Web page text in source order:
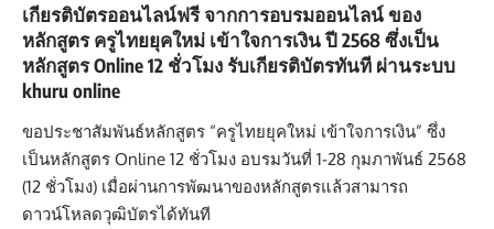
เกียรติบัตรออนไลน์ฟรี จากการอบรมออนไลน์ ของ
หลักสูตร ครูไทยยุคใหม่ เข้าใจการเงิน ปี 2568 ซึ่งเป็น
หลักสูตร Online 12 ชั่วโมง รับเกียรติบัตรทันที ผ่านระบบ
khuru online
ขอประชาสัมพันธ์หลักสูตร “ครูไทยยุคใหม่ เข้าใจการเงิน” ซึ่ง
เป็นหลักสูตร Online 12 ชั่วโมง อบรมวันที่ 1-28 กุมภาพันธ์ 2568
(12 ชั่วโมง) เมื่อผ่านการพัฒนาของหลักสูตรแล้วสามารถ
ดาวน์โหลดวุฒิบัตรได้ทันที